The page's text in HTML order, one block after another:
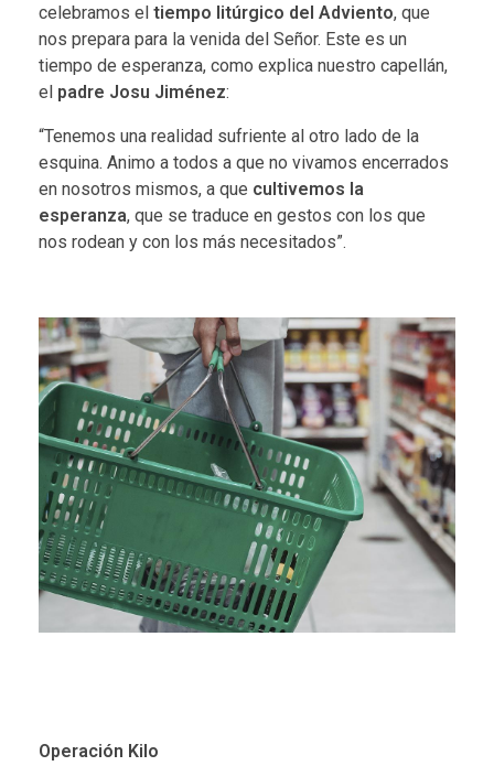
celebramos el tiempo litúrgico del Adviento, que
nos prepara para la venida del Señor. Este es un
tiempo de esperanza, como explica nuestro capellán,
el padre Josu Jiménez:
“Tenemos una realidad sufriente al otro lado de la
esquina. Animo a todos a que no vivamos encerrados
en nosotros mismos, a que cultivemos la
esperanza, que se traduce en gestos con los que
nos rodean y con los más necesitados”.
Operación Kilo